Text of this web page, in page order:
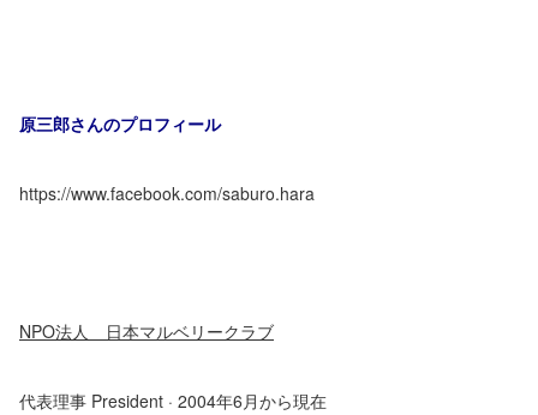
原三郎さんのプロフィール
https://www.facebook.com/saburo.hara
NPO法人 日本マルベリークラブ
代表理事 President · 2004年6月から現在